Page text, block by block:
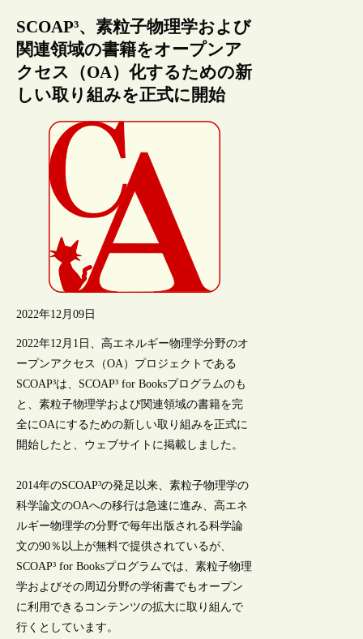
SCOAP³、素粒子物理学および
関連領域の書籍をオープンア
クセス（OA）化するための新
しい取り組みを正式に開始
2022年12月09日
2022年12月1日、高エネルギー物理学分野のオ
ープンアクセス（OA）プロジェクトである
SCOAP³は、SCOAP³ for Booksプログラムのも
と、素粒子物理学および関連領域の書籍を完
全にOAにするための新しい取り組みを正式に
開始したと、ウェブサイトに掲載しました。
2014年のSCOAP³の発足以来、素粒子物理学の
科学論文のOAへの移行は急速に進み、高エネ
ルギー物理学の分野で毎年出版される科学論
文の90％以上が無料で提供されているが、
SCOAP³ for Booksプログラムでは、素粒子物理
学およびその周辺分野の学術書でもオープン
に利用できるコンテンツの拡大に取り組んで
行くとしています。